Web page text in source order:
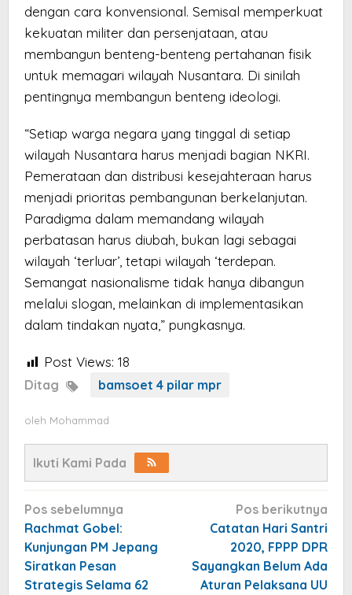
dengan cara konvensional. Semisal memperkuat
kekuatan militer dan persenjataan, atau
membangun benteng-benteng pertahanan fisik
untuk memagari wilayah Nusantara. Di sinilah
pentingnya membangun benteng ideologi.
“Setiap warga negara yang tinggal di setiap
wilayah Nusantara harus menjadi bagian NKRI.
Pemerataan dan distribusi kesejahteraan harus
menjadi prioritas pembangunan berkelanjutan.
Paradigma dalam memandang wilayah
perbatasan harus diubah, bukan lagi sebagai
wilayah ‘terluar’, tetapi wilayah ‘terdepan.
Semangat nasionalisme tidak hanya dibangun
melalui slogan, melainkan di implementasikan
dalam tindakan nyata,” pungkasnya.
Post Views: 18
Ditag bamsoet 4 pilar mpr
oleh Mohammad
Ikuti Kami Pada
Navigasi
pos
Pos sebelumnya
Rachmat Gobel:
Kunjungan PM Jepang
Siratkan Pesan
Strategis Selama 62
Pos berikutnya
Catatan Hari Santri
2020, FPPP DPR
Sayangkan Belum Ada
Aturan Pelaksana UU